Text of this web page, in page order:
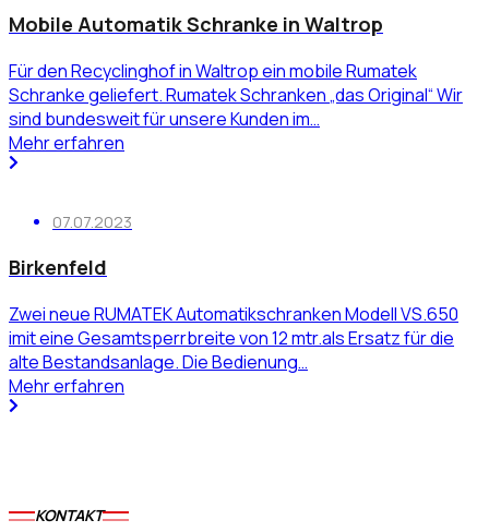
Mobile Automatik Schranke in Waltrop
Für den Recyclinghof in Waltrop ein mobile Rumatek
Schranke geliefert. Rumatek Schranken „das Original“ Wir
sind bundesweit für unsere Kunden im…
Mehr erfahren
07.07.2023
Birkenfeld
Zwei neue RUMATEK Automatikschranken Modell VS.650
imit eine Gesamtsperrbreite von 12 mtr.als Ersatz für die
alte Bestandsanlage. Die Bedienung…
Mehr erfahren
KONTAKT